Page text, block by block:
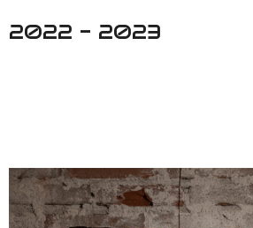
2022 - 2023